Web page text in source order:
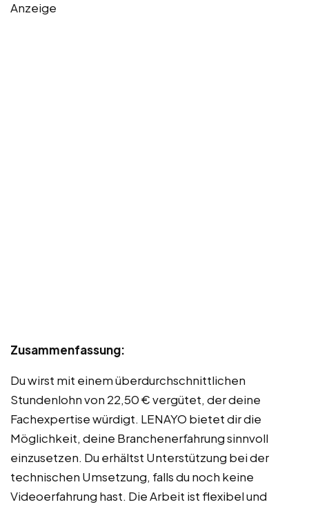
Anzeige
Zusammenfassung:
Du wirst mit einem überdurchschnittlichen
Stundenlohn von 22,50 € vergütet, der deine
Fachexpertise würdigt. LENAYO bietet dir die
Möglichkeit, deine Branchenerfahrung sinnvoll
einzusetzen. Du erhältst Unterstützung bei der
technischen Umsetzung, falls du noch keine
Videoerfahrung hast. Die Arbeit ist flexibel und